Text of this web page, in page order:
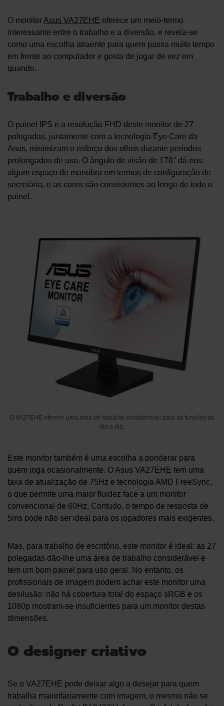
O monitorAsus VA27EHE oferece um meio-termo
interessante entre o trabalho e a diversão, e revela-se
como uma escolha atraente para quem passa muito tempo
em frente ao computador e gosta de jogar de vez em
quando.
Trabalho e diversão
O painel IPS e a resolução FHD deste monitor de 27
polegadas, juntamente com a tecnologia Eye Care da
Asus, minimizam o esforço dos olhos durante períodos
prolongados de uso. O ângulo de visão de 178° dá-nos
algum espaço de manobra em termos de configuração de
secretária, e as cores são consistentes ao longo de todo o
painel.
O VA27EHE oferece uma área de trabalho considerável para as funções do
dia a dia.
Este monitor também é uma escolha a ponderar para
quem joga ocasionalmente. O Asus VA27EHE tem uma
taxa de atualização de 75Hz e tecnologia AMD FreeSync,
o que permite uma maior fluidez face a um monitor
convencional de 60Hz. Contudo, o tempo de resposta de
5ms pode não ser ideal para os jogadores mais exigentes.
Mas, para trabalho de escritório, este monitor é ideal: as 27
polegadas dão-lhe uma área de trabalho considerável e
tem um bom painel para uso geral. No entanto, os
profissionais de imagem podem achar este monitor uma
desilusão: não há cobertura total do espaço sRGB e os
1080p mostram-se insuficientes para um monitor destas
dimensões.
O designer criativo
Se o VA27EHE pode deixar algo a desejar para quem
trabalha maioritariamente com imagem, o mesmo não se